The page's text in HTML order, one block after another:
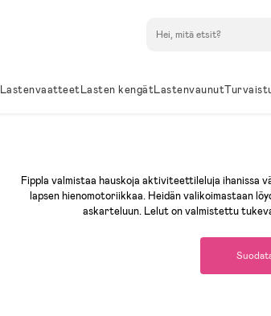
LastenvaatteetLasten kengätLastenvaunut
Fippla valmistaa hauskoja aktiviteettileluja ihanissa
lapsen hienomotoriikkaa. Heidän valikoimastaan
askarteluun. Lelut on valmistettu